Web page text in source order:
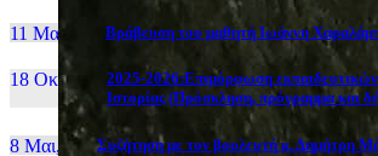
11 Μαι, 26 Βράβευση του μαθητή Ιωάννη
18 Οκτ, 25
2025-2026:Επιμόρφωση εκπαιδευτικών
Ιστορίας (Πρόσκληση, πρόγραμμα και
8 Μαι, 26 Συζήτηση με τον βουλευτή κ. Δημήτρη